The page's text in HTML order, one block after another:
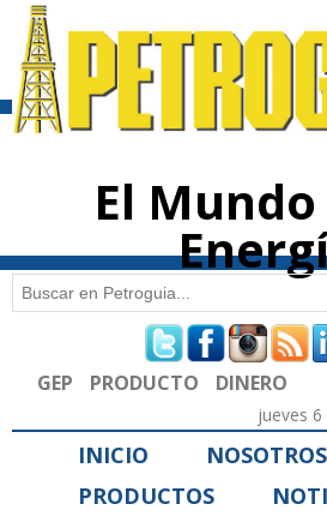
contenido
El
Formulario de
Buscar
GEP PRODUCTO DINERO
jueves
INICIO NOSOTROS
PRODUCTOS